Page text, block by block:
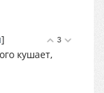
3
]
кушает,